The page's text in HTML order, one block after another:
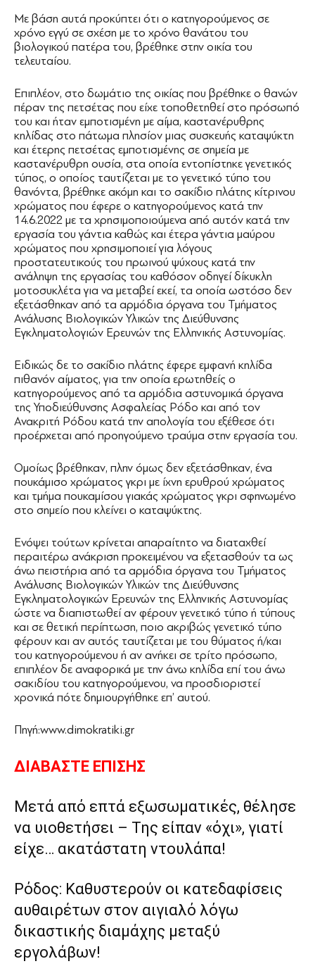
Με βάση αυτά προκύπτει ότι ο κατηγορούμενος σε
χρόνο εγγύ σε σχέση με το χρόνο θανάτου του
βιολογικού πατέρα του, βρέθηκε στην οικία του
τελευταίου.
Επιπλέον, στο δωμάτιο της οικίας που βρέθηκε ο θανών
πέραν της πετσέτας που είχε τοποθετηθεί στο πρόσωπό
του και ήταν εμποτισμένη με αίμα, καστανέρυθρης
κηλίδας στο πάτωμα πλησίον μιας συσκευής καταψύκτη
και έτερης πετσέτας εμποτισμένης σε σημεία με
καστανέρυθρη ουσία, στα οποία εντοπίστηκε γενετικός
τύπος, ο οποίος ταυτίζεται με το γενετικό τύπο του
θανόντα, βρέθηκε ακόμη και το σακίδιο πλάτης κίτρινου
χρώματος που έφερε ο κατηγορούμενος κατά την
14.6.2022 με τα χρησιμοποιούμενα από αυτόν κατά την
εργασία του γάντια καθώς και έτερα γάντια μαύρου
χρώματος που χρησιμοποιεί για λόγους
προστατευτικούς του πρωινού ψύχους κατά την
ανάληψη της εργασίας του καθόσον οδηγεί δίκυκλη
μοτοσυκλέτα για να μεταβεί εκεί, τα οποία ωστόσο δεν
εξετάσθηκαν από τα αρμόδια όργανα του Τμήματος
Ανάλυσης Βιολογικών Υλικών της Διεύθυνσης
Εγκληματολογιών Ερευνών της Ελληνικής Αστυνομίας.
Ειδικώς δε το σακίδιο πλάτης έφερε εμφανή κηλίδα
πιθανόν αίματος, για την οποία ερωτηθείς ο
κατηγορούμενος από τα αρμόδια αστυνομικά όργανα
της Υποδιεύθυνσης Ασφαλείας Ρόδο και από τον
Ανακριτή Ρόδου κατά την απολογία του εξέθεσε ότι
προέρχεται από προηγούμενο τραύμα στην εργασία του.
Ομοίως βρέθηκαν, πλην όμως δεν εξετάσθηκαν, ένα
πουκάμισο χρώματος γκρι με ίχνη ερυθρού χρώματος
και τμήμα πουκαμίσου γιακάς χρώματος γκρι σφηνωμένο
στο σημείο που κλείνει ο καταψύκτης.
Ενόψει τούτων κρίνεται απαραίτητο να διαταχθεί
περαιτέρω ανάκριση προκειμένου να εξετασθούν τα ως
άνω πειστήρια από τα αρμόδια όργανα του Τμήματος
Ανάλυσης Βιολογικών Υλικών της Διεύθυνσης
Εγκληματολογικών Ερευνών της Ελληνικής Αστυνομίας
ώστε να διαπιστωθεί αν φέρουν γενετικό τύπο ή τύπους
και σε θετική περίπτωση, ποιο ακριβώς γενετικό τύπο
φέρουν και αν αυτός ταυτίζεται με του θύματος ή/και
του κατηγορούμενου ή αν ανήκει σε τρίτο πρόσωπο,
επιπλέον δε αναφορικά με την άνω κηλίδα επί του άνω
σακιδίου του κατηγορούμενου, να προσδιοριστεί
χρονικά πότε δημιουργήθηκε επ’ αυτού.
Πηγή:www.dimokratiki.gr
ΔΙΑΒΑΣΤΕ ΕΠΙΣΗΣ
Μετά από επτά εξωσωματικές, θέλησε
να υιοθετήσει – Της είπαν «όχι», γιατί
είχε… ακατάστατη ντουλάπα!
Ρόδος: Καθυστερούν οι κατεδαφίσεις
αυθαιρέτων στον αιγιαλό λόγω
δικαστικής διαμάχης μεταξύ
εργολάβων!